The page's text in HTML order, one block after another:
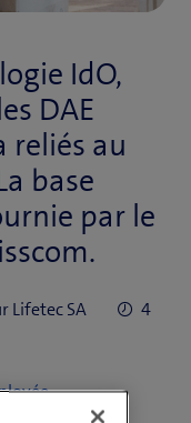
IdO,
DAE
reliés au
base
par le
Lifetec SA
4